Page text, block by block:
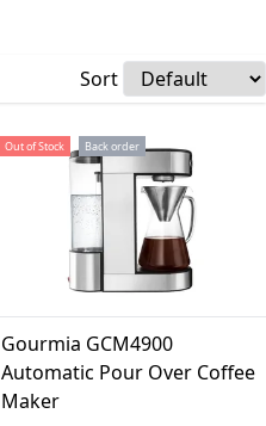
Sort
Out of Stock Back order
Gourmia GCM4900
Automatic Pour Over Coffee
Maker